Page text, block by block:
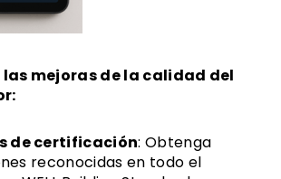
mejoras de la calidad del
de certificación: Obtenga
reconocidas en todo el